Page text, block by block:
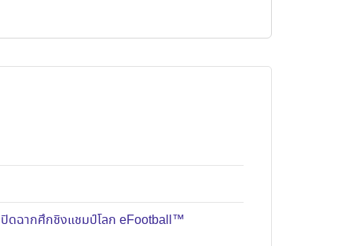
ปิดฉากศึกชิงแชมป์โลก eFootball™